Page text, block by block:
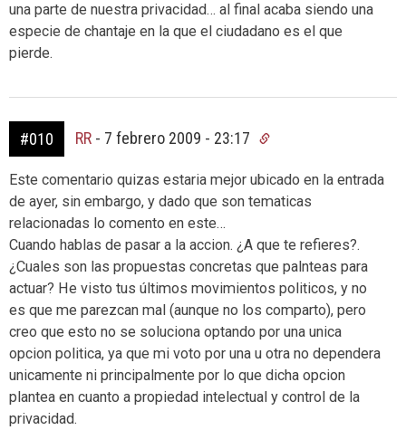
una parte de nuestra privacidad… al final acaba siendo una
especie de chantaje en la que el ciudadano es el que
pierde.
#010 RR - 7 febrero 2009 - 23:17
Este comentario quizas estaria mejor ubicado en la entrada
de ayer, sin embargo, y dado que son tematicas
relacionadas lo comento en este…
Cuando hablas de pasar a la accion. ¿A que te refieres?.
¿Cuales son las propuestas concretas que palnteas para
actuar? He visto tus últimos movimientos politicos, y no
es que me parezcan mal (aunque no los comparto), pero
creo que esto no se soluciona optando por una unica
opcion politica, ya que mi voto por una u otra no dependera
unicamente ni principalmente por lo que dicha opcion
plantea en cuanto a propiedad intelectual y control de la
privacidad.